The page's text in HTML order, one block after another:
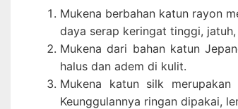
Mukena berbahan katun rayon
daya serap keringat tinggi,
Mukena dari bahan katun
halus dan adem di kulit.
Mukena katun silk
Keunggulannya ringan dipakai,